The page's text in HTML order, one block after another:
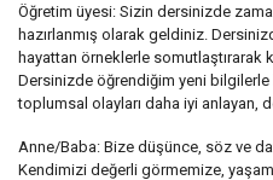
Öğretim üyesi: Sizin dersinizde
hazırlanmış olarak geldiniz.
hayattan örneklerle somutlaştırarak
Dersinizde öğrendiğim yeni
toplumsal olayları daha iyi anlayan,
Anne/Baba: Bize düşünce, söz ve
Kendimizi değerli görmemize,